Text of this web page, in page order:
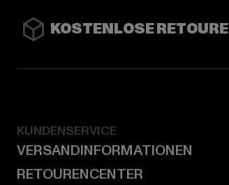
KOSTENLOSE RETOURE
KUNDENSERVICE
VERSANDINFORMATIONEN
RETOURENCENTER